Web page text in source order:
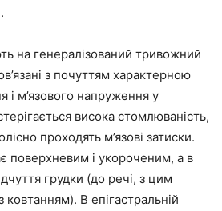
на генералізований тривожний
з почуттям характерною
і м’язового напруження у
висока стомлюваність,
проходять м’язові затиски.
поверхневим і укороченим, а в
грудки (до речі, з цим
ковтанням). В епігастральній